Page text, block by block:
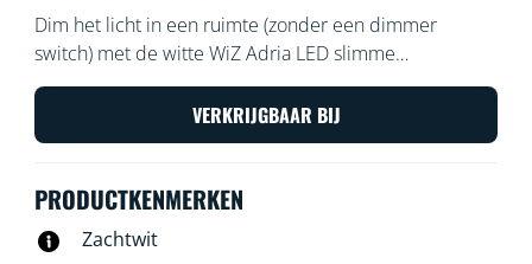
Dim het licht in een ruimte (zonder een dimmer
switch) met de witte WiZ Adria LED slimme
plafondlamp. Gebruik de WiZ app of je stem om de
verlichting in- of uit te schakelen, te dimmen of feller te
zetten met Wi-Fi-setups.
VERKRIJGBAAR BIJ
PRODUCTKENMERKEN
Zachtwit